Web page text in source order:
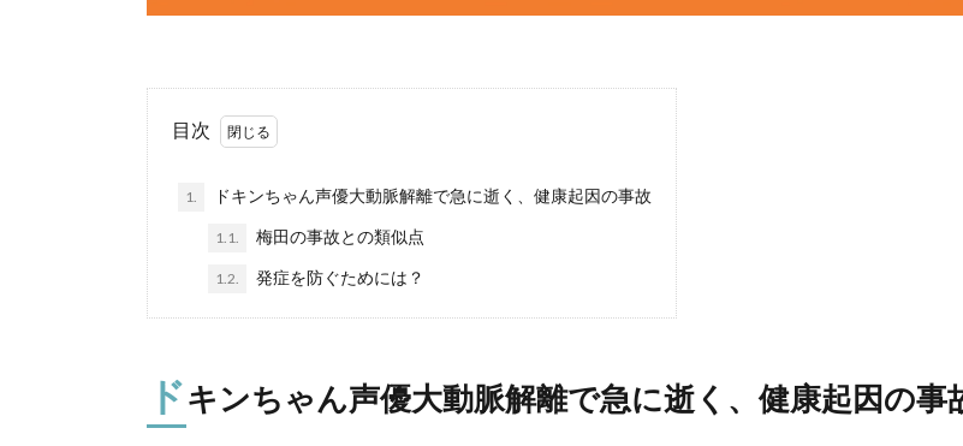
目次
1. ドキンちゃん声優大動脈解離で急に逝く、健康起因の事故
1.1. 梅田の事故との類似点
1.2. 発症を防ぐためには？
ドキンちゃん声優大動脈解離で急に逝く、健康起因の事